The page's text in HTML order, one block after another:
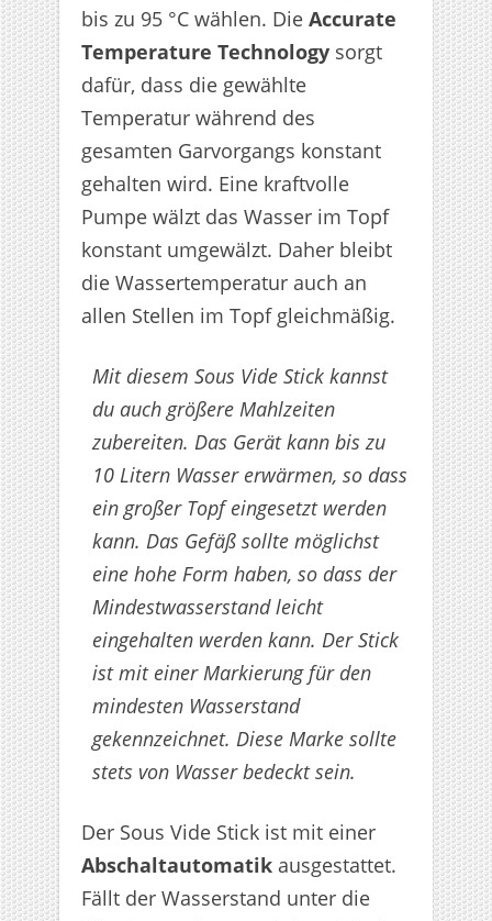
bis zu 95 °C wählen. Die Accurate
Temperature Technology sorgt
dafür, dass die gewählte
Temperatur während des
gesamten Garvorgangs konstant
gehalten wird. Eine kraftvolle
Pumpe wälzt das Wasser im Topf
konstant umgewälzt. Daher bleibt
die Wassertemperatur auch an
allen Stellen im Topf gleichmäßig.
Mit diesem Sous Vide Stick kannst
du auch größere Mahlzeiten
zubereiten. Das Gerät kann bis zu
10 Litern Wasser erwärmen, so dass
ein großer Topf eingesetzt werden
kann. Das Gefäß sollte möglichst
eine hohe Form haben, so dass der
Mindestwasserstand leicht
eingehalten werden kann. Der Stick
ist mit einer Markierung für den
mindesten Wasserstand
gekennzeichnet. Diese Marke sollte
stets von Wasser bedeckt sein.
Der Sous Vide Stick ist mit einer
Abschaltautomatik ausgestattet.
Fällt der Wasserstand unter die